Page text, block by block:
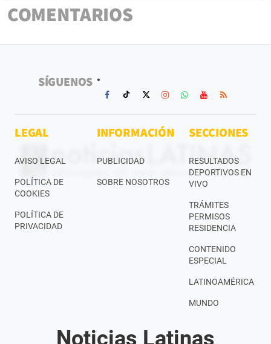
COMENTARIOS
SÍGUENOS
LEGAL
AVISO LEGAL
POLÍTICA DE
COOKIES
POLÍTICA DE
PRIVACIDAD
INFORMACIÓN
PUBLICIDAD
SOBRE NOSOTROS
SECCIONES
RESULTADOS
DEPORTIVOS EN
VIVO
TRÁMITES
PERMISOS
RESIDENCIA
CONTENIDO
ESPECIAL
LATINOAMÉRICA
MUNDO
Noticias Latinas